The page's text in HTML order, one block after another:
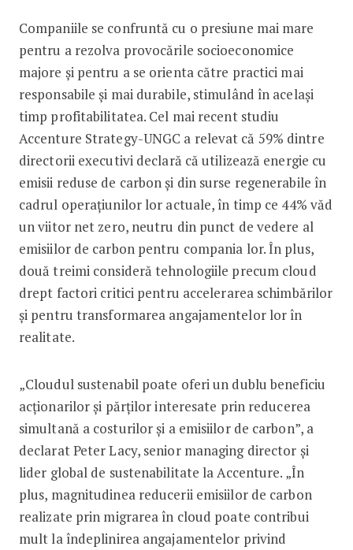
Companiile se confruntă cu o presiune mai mare
pentru a rezolva provocările socioeconomice
majore și pentru a se orienta către practici mai
responsabile și mai durabile, stimulând în același
timp profitabilitatea. Cel mai recent studiu
Accenture Strategy-UNGC a relevat că 59% dintre
directorii executivi declară că utilizează energie cu
emisii reduse de carbon și din surse regenerabile în
cadrul operațiunilor lor actuale, în timp ce 44% văd
un viitor net zero, neutru din punct de vedere al
emisiilor de carbon pentru compania lor. În plus,
două treimi consideră tehnologiile precum cloud
drept factori critici pentru accelerarea schimbărilor
și pentru transformarea angajamentelor lor în
realitate.
„Cloudul sustenabil poate oferi un dublu beneficiu
acționarilor și părților interesate prin reducerea
simultană a costurilor și a emisiilor de carbon”, a
declarat Peter Lacy, senior managing director și
lider global de sustenabilitate la Accenture. „În
plus, magnitudinea reducerii emisiilor de carbon
realizate prin migrarea în cloud poate contribui
mult la îndeplinirea angajamentelor privind